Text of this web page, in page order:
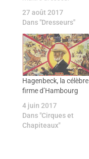
27 août 2017
Dans "Dresseurs"
Hagenbeck, la célèbre
firme d’Hambourg
4 juin 2017
Dans "Cirques et
Chapiteaux"